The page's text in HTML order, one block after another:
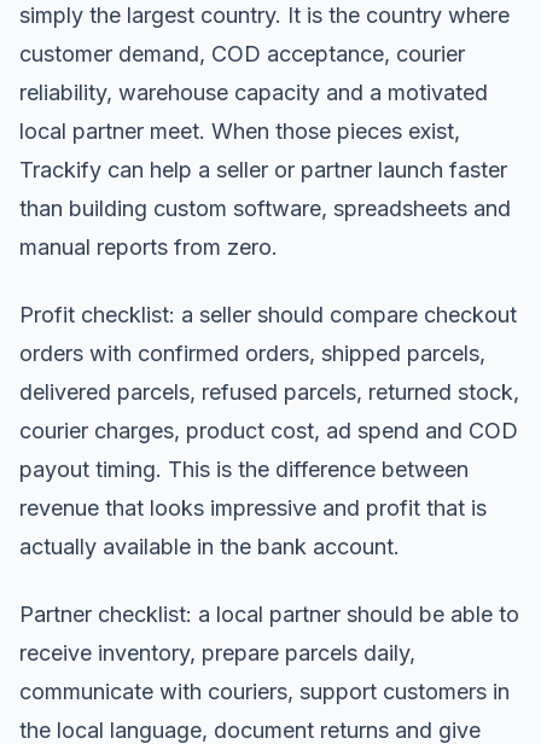
simply the largest country. It is the country where
customer demand, COD acceptance, courier
reliability, warehouse capacity and a motivated
local partner meet. When those pieces exist,
Trackify can help a seller or partner launch faster
than building custom software, spreadsheets and
manual reports from zero.
Profit checklist: a seller should compare checkout
orders with confirmed orders, shipped parcels,
delivered parcels, refused parcels, returned stock,
courier charges, product cost, ad spend and COD
payout timing. This is the difference between
revenue that looks impressive and profit that is
actually available in the bank account.
Partner checklist: a local partner should be able to
receive inventory, prepare parcels daily,
communicate with couriers, support customers in
the local language, document returns and give